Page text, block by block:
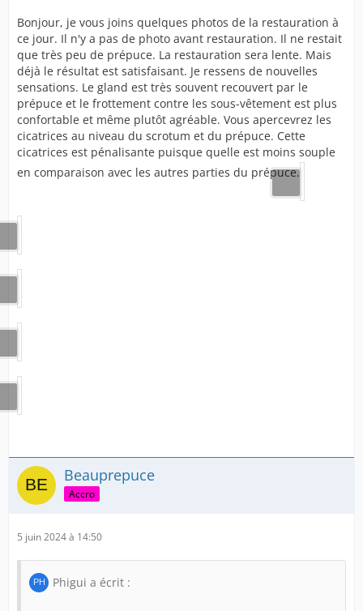
Bonjour, je vous joins quelques photos de la restauration à
ce jour. Il n'y a pas de photo avant restauration. Il ne restait
que très peu de prépuce. La restauration sera lente. Mais
déjà le résultat est satisfaisant. Je ressens de nouvelles
sensations. Le gland est très souvent recouvert par le
prépuce et le frottement contre les sous-vêtement est plus
confortable et même plutôt agréable. Vous apercevrez les
cicatrices au niveau du scrotum et du prépuce. Cette
cicatrices est pénalisante puisque quelle est moins souple
en comparaison avec les autres parties du prépuce.
Beauprepuce
Accro
5 juin 2024 à 14:50
Phigui a écrit :